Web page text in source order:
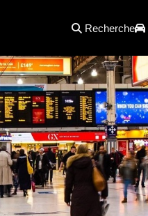
Recherche